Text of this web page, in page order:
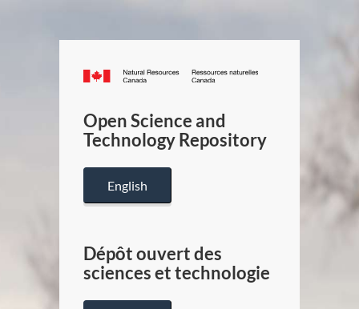
Canada.ca
/
Canada
Open Science and
Technology Repository
English
Dépôt ouvert des
sciences et technologie